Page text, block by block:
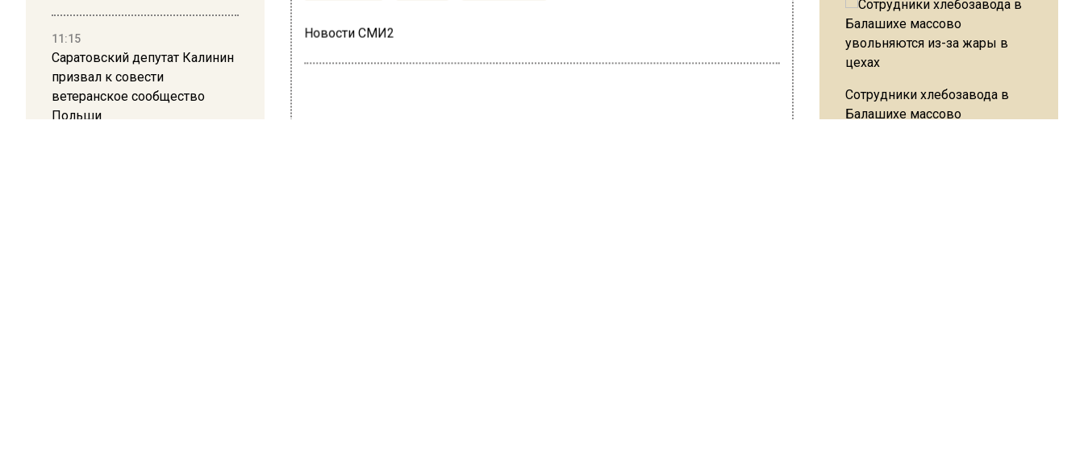
11:15
Саратовский депутат Калинин
призвал к совести
ветеранское сообщество
Польши
Новости СМИ2
Сотрудники хлебозавода в
Балашихе массово